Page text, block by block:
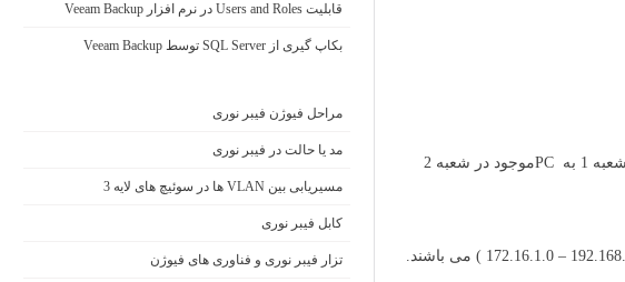
در این سناریو از دو روتر به عنوان شعبه اول ( HQ ) و شعبه دوم ( Branch ) استفاده می نماییم. پس از پیاده سازی دسترسی PC در شعبه 1 به PCموجود در شعبه 2
همانطور که مشاهده می نمایید برای شکل گیری VPN نیاز به اینترنت می باشد. همچنین دو شعبه در شبکه های مجزا از یکدیگر ( 192.168.1.0 – 172.16.1.0 ) می باشند.
قابلیت Users and Roles در نرم افزار Veeam Backup
بکاپ گیری از SQL Server توسط Veeam Backup
مراحل فیوژن فیبر نوری
مد یا حالت در فیبر نوری
مسیریابی بین VLAN ها در سوئیچ های لایه 3
کابل فیبر نوری
تزار فیبر نوری و فناوری های فیوژن